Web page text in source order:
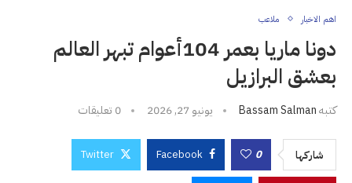
اهم الاخبار ملاعب
دونا ماريا بعمر 104أعوام تبهر العالم
بعشق البرازيل
كتبهBassam Salman يونيو 27, 2026 0 تعليقات
شاركها 0
Facebook
Twitter